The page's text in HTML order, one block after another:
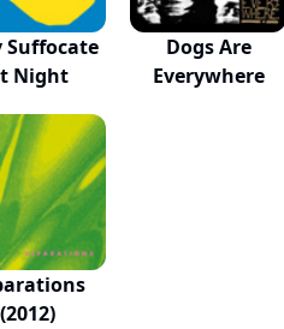
Suffocate
Night
Dogs Are
Everywhere
(2012)